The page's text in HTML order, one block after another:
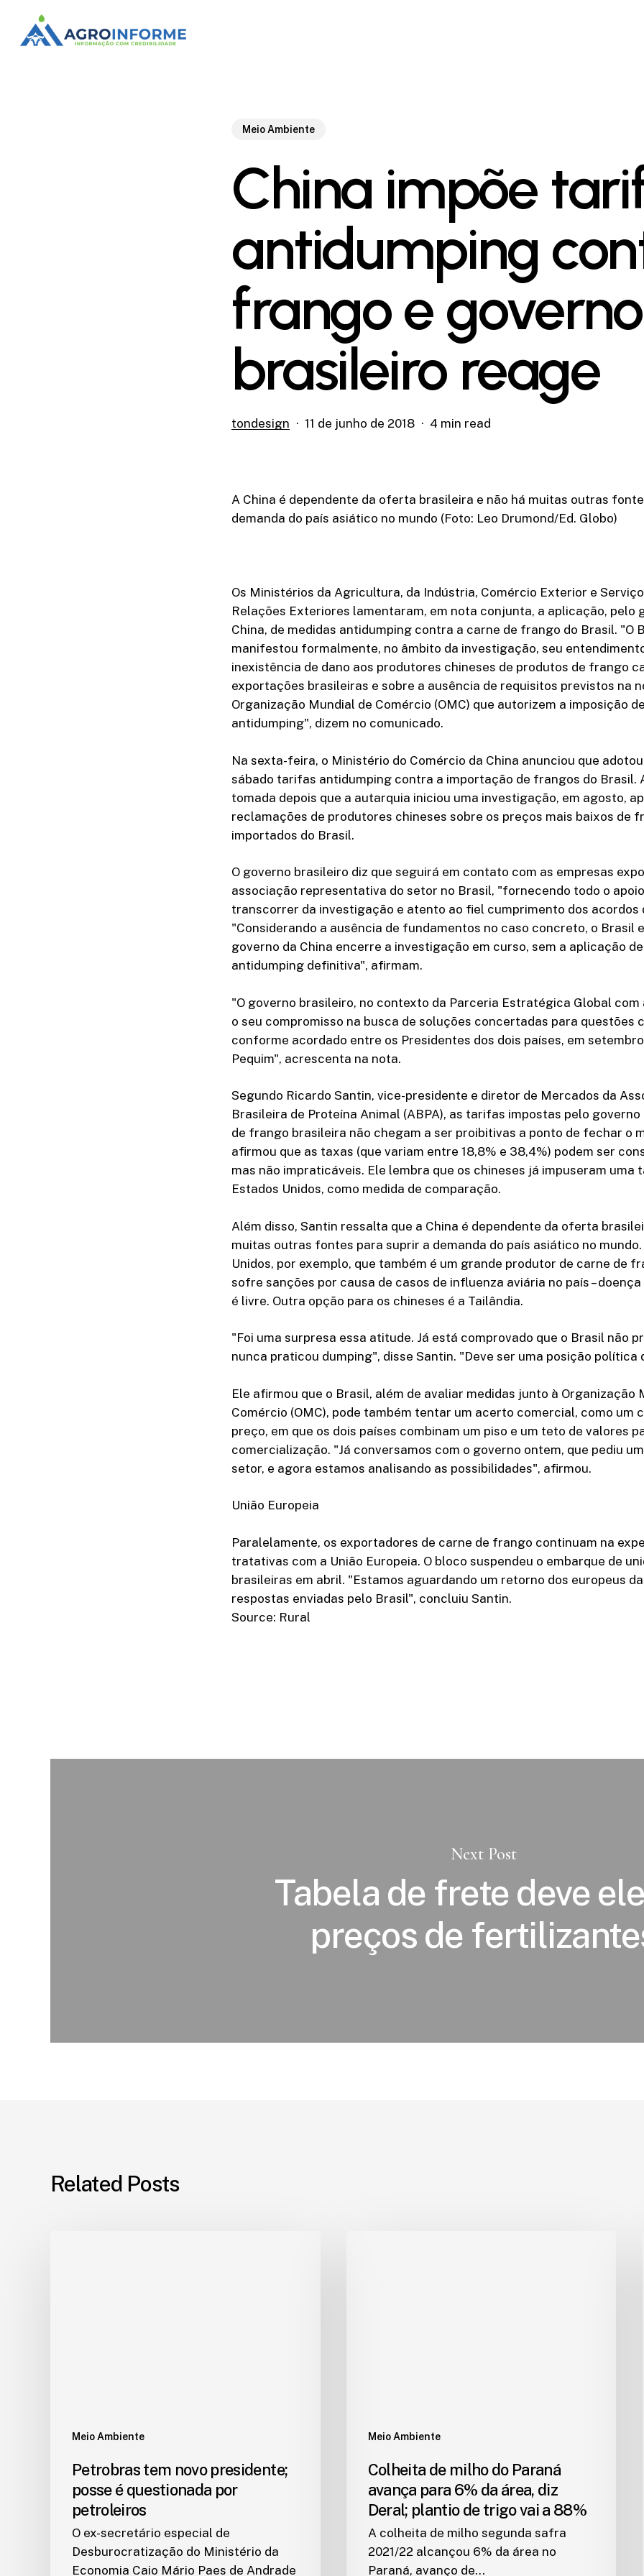
main
Meio Ambiente
China impõe
antidumping
frango e governo
brasileiro reage
tondesign 11 de junho de 2018 4 min read
A China é dependente da oferta brasileira e não há muitas outras
demanda do país asiático no mundo (Foto: Leo Drumond/Ed. Globo)
Os Ministérios da Agricultura, da Indústria, Comércio Exterior e
Relações Exteriores lamentaram, em nota conjunta, a aplicação, pelo
China, de medidas antidumping contra a carne de frango do Brasil. "O
manifestou formalmente, no âmbito da investigação, seu
inexistência de dano aos produtores chineses de produtos de frango
exportações brasileiras e sobre a ausência de requisitos previstos na
Organização Mundial de Comércio (OMC) que autorizem a imposição
antidumping", dizem no comunicado.
Na sexta-feira, o Ministério do Comércio da China anunciou que
sábado tarifas antidumping contra a importação de frangos do Brasil.
tomada depois que a autarquia iniciou uma investigação, em agosto,
reclamações de produtores chineses sobre os preços mais baixos de
importados do Brasil.
O governo brasileiro diz que seguirá em contato com as empresas
associação representativa do setor no Brasil, "fornecendo todo o
transcorrer da investigação e atento ao fiel cumprimento dos acordos
"Considerando a ausência de fundamentos no caso concreto, o Brasil
governo da China encerre a investigação em curso, sem a aplicação
antidumping definitiva", afirmam.
"O governo brasileiro, no contexto da Parceria Estratégica Global com
o seu compromisso na busca de soluções concertadas para questões
conforme acordado entre os Presidentes dos dois países, em setembro
Pequim", acrescenta na nota.
Segundo Ricardo Santin, vice-presidente e diretor de Mercados da
Brasileira de Proteína Animal (ABPA), as tarifas impostas pelo
de frango brasileira não chegam a ser proibitivas a ponto de fechar o
afirmou que as taxas (que variam entre 18,8% e 38,4%) podem ser
mas não impraticáveis. Ele lembra que os chineses já impuseram uma
Estados Unidos, como medida de comparação.
Além disso, Santin ressalta que a China é dependente da oferta
muitas outras fontes para suprir a demanda do país asiático no mundo.
Unidos, por exemplo, que também é um grande produtor de carne de
sofre sanções por causa de casos de influenza aviária no país –
é livre. Outra opção para os chineses é a Tailândia.
"Foi uma surpresa essa atitude. Já está comprovado que o Brasil não
nunca praticou dumping", disse Santin. "Deve ser uma posição política
Ele afirmou que o Brasil, além de avaliar medidas junto à Organização
Comércio (OMC), pode também tentar um acerto comercial, como um
preço, em que os dois países combinam um piso e um teto de valores
comercialização. "Já conversamos com o governo ontem, que pediu
setor, e agora estamos analisando as possibilidades", afirmou.
União Europeia
Paralelamente, os exportadores de carne de frango continuam na
tratativas com a União Europeia. O bloco suspendeu o embarque de
brasileiras em abril. "Estamos aguardando um retorno dos europeus
respostas enviadas pelo Brasil", concluiu Santin.
Source: Rural
Next Post
Tabela de frete deve
preços de
Related Posts
Meio Ambiente
Petrobras tem novo presidente;
posse é questionada por
petroleiros
O ex-secretário especial de
Desburocratização do Ministério da
Economia Caio Mário Paes de Andrade
Meio Ambiente
Colheita de milho do Paraná
avança para 6% da área, diz
Deral; plantio de trigo vai a 88%
A colheita de milho segunda safra
2021/22 alcançou 6% da área no
Paraná, avanço de…